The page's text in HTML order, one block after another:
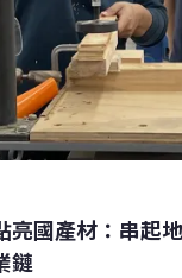
。相對的，也可能
幾年就是希望產銷
公開，讓產能銷售
亮國產材：串起
鏈